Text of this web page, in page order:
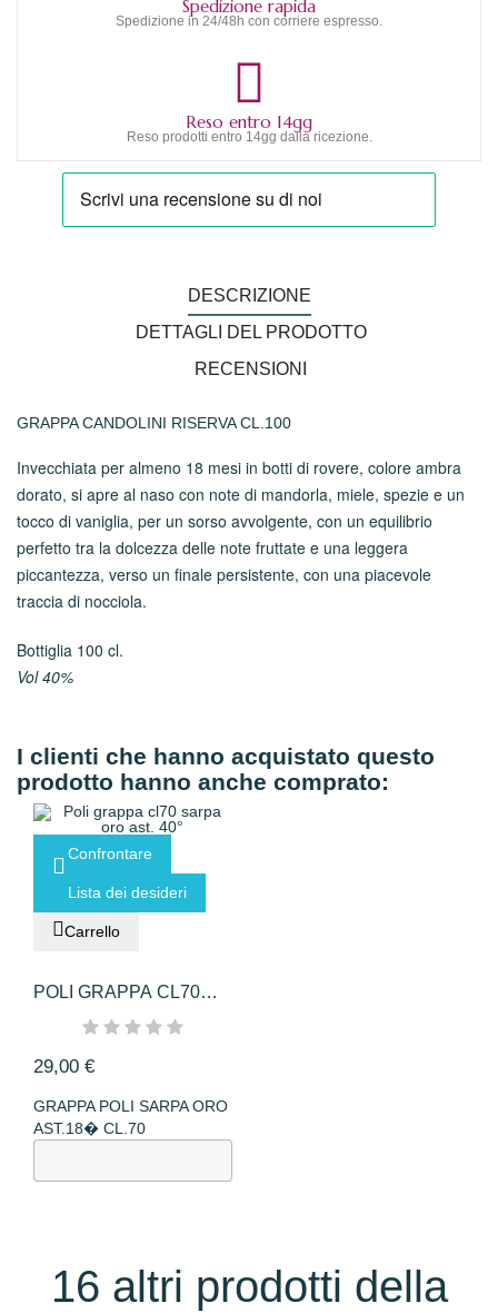
Spedizione rapida
Spedizione in 24/48h con corriere espresso.
Reso entro 14gg
Reso prodotti entro 14gg dalla ricezione.
DESCRIZIONE
DETTAGLI DEL PRODOTTO
RECENSIONI
GRAPPA CANDOLINI RISERVA CL.100
Invecchiata per almeno 18 mesi in botti di rovere, colore ambra
dorato, si apre al naso con note di mandorla, miele, spezie e un
tocco di vaniglia, per un sorso avvolgente, con un equilibrio
perfetto tra la dolcezza delle note fruttate e una leggera
piccantezza, verso un finale persistente, con una piacevole
traccia di nocciola.
Bottiglia 100 cl.
Vol 40%
I clienti che hanno acquistato questo
prodotto hanno anche comprato:
Confrontare
Lista dei desideri
Carrello
POLI GRAPPA CL70
SARPA ORO...
29,00 €
GRAPPA POLI SARPA ORO
AST.18� CL.70
16 altri prodotti della